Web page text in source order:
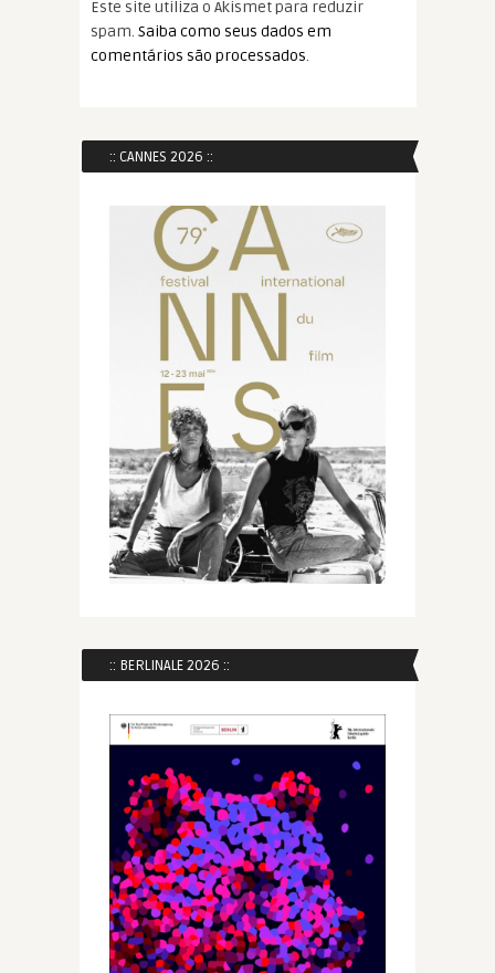
Este site utiliza o Akismet para reduzir
spam. Saiba como seus dados em
comentários são processados.
:: CANNES 2026 ::
:: BERLINALE 2026 ::